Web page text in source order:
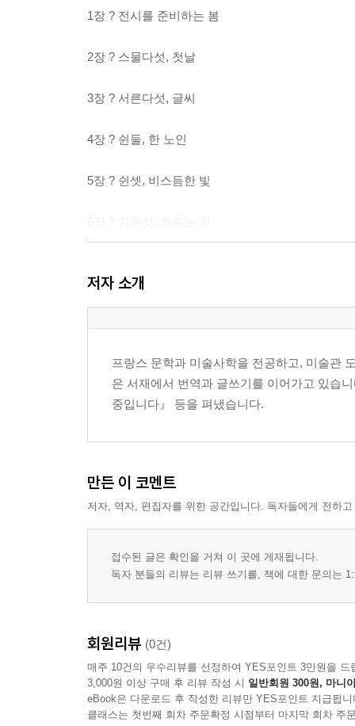
1장 ? 전시를 준비하는 봄
2장 ? 스물다섯, 첫날
3장 ? 서른다섯, 글씨
4장 ? 쉰둘, 한 노인
5장 ? 쉰셋, 비스듬한 빛
8장 ? 전시를 여는 날
저자 소개
프랑스 문학과 미술사학을 전공하고, 미술관
은 서재에서 번역과 글쓰기를 이어가고 있습
중입니다』 등을 펴냈습니다.
만든 이 코멘트
저자, 역자, 편집자를 위한 공간입니다. 독자들에게 전하
접수된 글은 확인을 거쳐 이 곳에 게재됩니다.
독자 분들의 리뷰는 리뷰 쓰기를, 책에 대한 문의는
회원리뷰 (0건)
매주 10건의 우수리뷰를 선정하여 YES포인트 3만원을 드
3,000원 이상 구매 후 리뷰 작성 시 일반회원 300원, 마니
eBook은 다운로드 후 작성한 리뷰만 YES포인트 지급됩니
클래스는 첫번째 회차 주문확정 시점부터 마지막 회차 주